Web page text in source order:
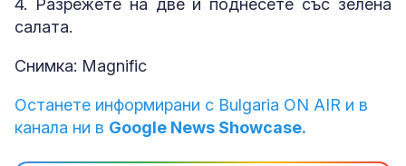
4. Разрежете на две и поднесете със зелена
салата.
Снимка: Magnific
Останете информирани с Bulgaria ON AIR и в
канала ни в Google News Showcase.